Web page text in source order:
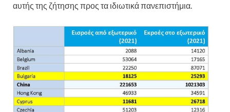
αυτής της ζήτησης προς τα ιδιωτικά πανεπιστήμια.